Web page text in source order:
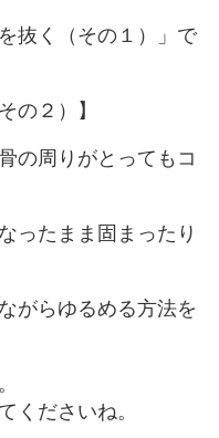
抜く（その１）」で
の２）】
の周りがとってもコ
ったまま固まったり
がらゆるめる方法を
くださいね。